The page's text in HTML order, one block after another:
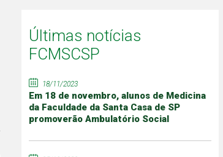
Últimas notícias
FCMSCSP
18/11/2023
Em 18 de novembro, alunos de Medicina
da Faculdade da Santa Casa de SP
promoverão Ambulatório Social